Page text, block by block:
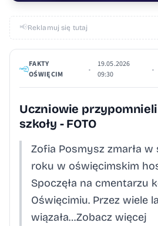
📢Reklamuj się tutaj
FAKTY
OŚWIĘCIM
•
19.05.2026
09:30
•
Uczniowie
szkoły - FOTO
Zofia Posmysz zmarła
roku w oświęcimskim
Spoczęła na cmentarzu
Oświęcimiu. Przez wiele
wiązała…Zobacz więcej